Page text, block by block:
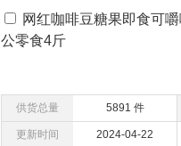
网红咖啡豆糖果即食可
公零食4斤
供货总量 5891 件
更新时间 2024-04-22